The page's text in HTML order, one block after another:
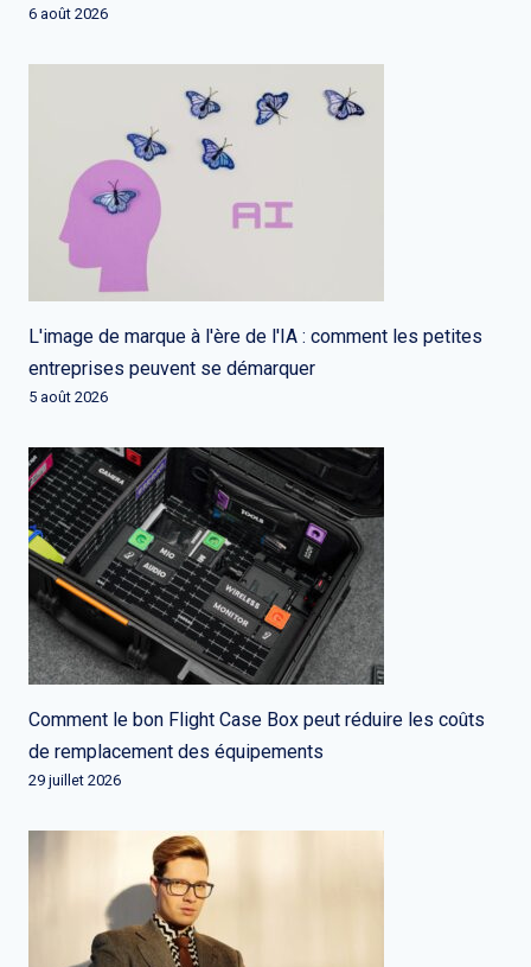
6 août 2026
L'image de marque à l'ère de l'IA : comment les petites
entreprises peuvent se démarquer
5 août 2026
Comment le bon Flight Case Box peut réduire les coûts
de remplacement des équipements
29 juillet 2026